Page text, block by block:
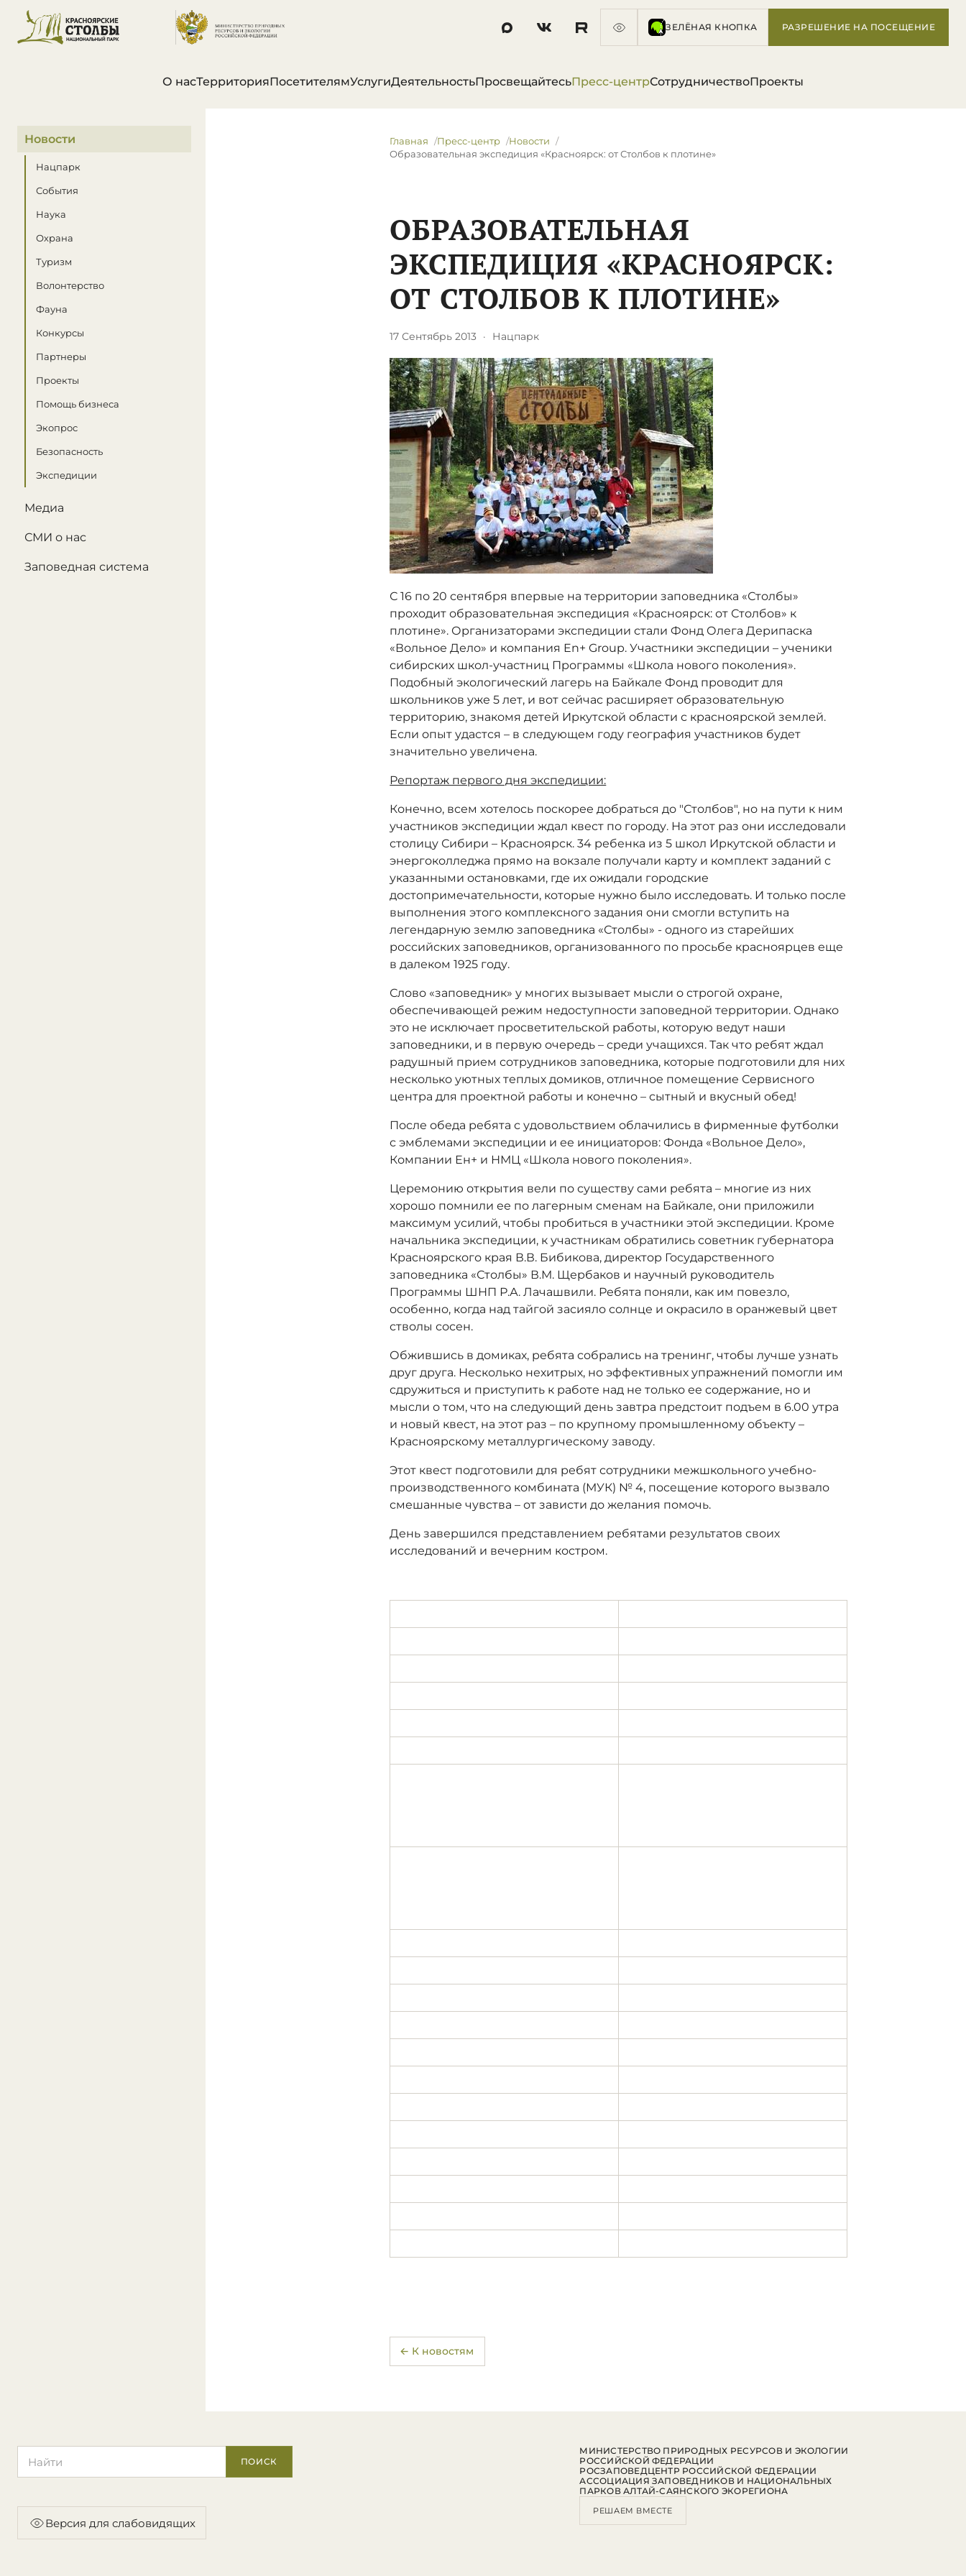
ЗЕЛЁНАЯ КНОПКА РАЗРЕШЕНИЕ НА ПОСЕЩЕНИЕ
О насТерриторияПосетителямУслугиДеятельностьПросвещайтесьПресс-центрСотрудничествоПроекты
В этом разделе
Новости
Нацпарк
События
Наука
Охрана
Туризм
Волонтерство
Фауна
Конкурсы
Партнеры
Проекты
Помощь бизнеса
Экопрос
Безопасность
Экспедиции
Медиа
СМИ о нас
Заповедная система
Главная Пресс-центр
Новости
Образовательная экспедиция «Красноярск: от Столбов к плотине»
ОБРАЗОВАТЕЛЬНАЯ
ЭКСПЕДИЦИЯ «КРАСНОЯРСК:
ОТ СТОЛБОВ К ПЛОТИНЕ»
17 Сентябрь 2013 · Нацпарк
С 16 по 20 сентября впервые на территории заповедника «Столбы»
проходит образовательная экспедиция «Красноярск: от Столбов» к
плотине». Организаторами экспедиции стали Фонд Олега Дерипаска
«Вольное Дело» и компания En+ Group. Участники экспедиции – ученики
сибирских школ-участниц Программы «Школа нового поколения».
Подобный экологический лагерь на Байкале Фонд проводит для
школьников уже 5 лет, и вот сейчас расширяет образовательную
территорию, знакомя детей Иркутской области с красноярской землей.
Если опыт удастся – в следующем году география участников будет
значительно увеличена.
Репортаж первого дня экспедиции:
Конечно, всем хотелось поскорее добраться до "Столбов", но на пути к ним
участников экспедиции ждал квест по городу. На этот раз они исследовали
столицу Сибири – Красноярск. 34 ребенка из 5 школ Иркутской области и
энергоколледжа прямо на вокзале получали карту и комплект заданий с
указанными остановками, где их ожидали городские
достопримечательности, которые нужно было исследовать. И только после
выполнения этого комплексного задания они смогли вступить на
легендарную землю заповедника «Столбы» - одного из старейших
российских заповедников, организованного по просьбе красноярцев еще
в далеком 1925 году.
Слово «заповедник» у многих вызывает мысли о строгой охране,
обеспечивающей режим недоступности заповедной территории. Однако
это не исключает просветительской работы, которую ведут наши
заповедники, и в первую очередь – среди учащихся. Так что ребят ждал
радушный прием сотрудников заповедника, которые подготовили для них
несколько уютных теплых домиков, отличное помещение Сервисного
центра для проектной работы и конечно – сытный и вкусный обед!
После обеда ребята с удовольствием облачились в фирменные футболки
с эмблемами экспедиции и ее инициаторов: Фонда «Вольное Дело»,
Компании Ен+ и НМЦ «Школа нового поколения».
Церемонию открытия вели по существу сами ребята – многие из них
хорошо помнили ее по лагерным сменам на Байкале, они приложили
максимум усилий, чтобы пробиться в участники этой экспедиции. Кроме
начальника экспедиции, к участникам обратились советник губернатора
Красноярского края В.В. Бибикова, директор Государственного
заповедника «Столбы» В.М. Щербаков и научный руководитель
Программы ШНП Р.А. Лачашвили. Ребята поняли, как им повезло,
особенно, когда над тайгой засияло солнце и окрасило в оранжевый цвет
стволы сосен.
Обжившись в домиках, ребята собрались на тренинг, чтобы лучше узнать
друг друга. Несколько нехитрых, но эффективных упражнений помогли им
сдружиться и приступить к работе над не только ее содержание, но и
мысли о том, что на следующий день завтра предстоит подъем в 6.00 утра
и новый квест, на этот раз – по крупному промышленному объекту –
Красноярскому металлургическому заводу.
Этот квест подготовили для ребят сотрудники межшкольного учебно-
производственного комбината (МУК) № 4, посещение которого вызвало
смешанные чувства – от зависти до желания помочь.
День завершился представлением ребятами результатов своих
исследований и вечерним костром.
← К новостям
ПОИСК
Версия для слабовидящих
МИНИСТЕРСТВО ПРИРОДНЫХ РЕСУРСОВ И ЭКОЛОГИИ
РОССИЙСКОЙ ФЕДЕРАЦИИ
РОСЗАПОВЕДЦЕНТР РОССИЙСКОЙ ФЕДЕРАЦИИ
АССОЦИАЦИЯ ЗАПОВЕДНИКОВ И НАЦИОНАЛЬНЫХ
ПАРКОВ АЛТАЙ-САЯНСКОГО ЭКОРЕГИОНА
РЕШАЕМ ВМЕСТЕ